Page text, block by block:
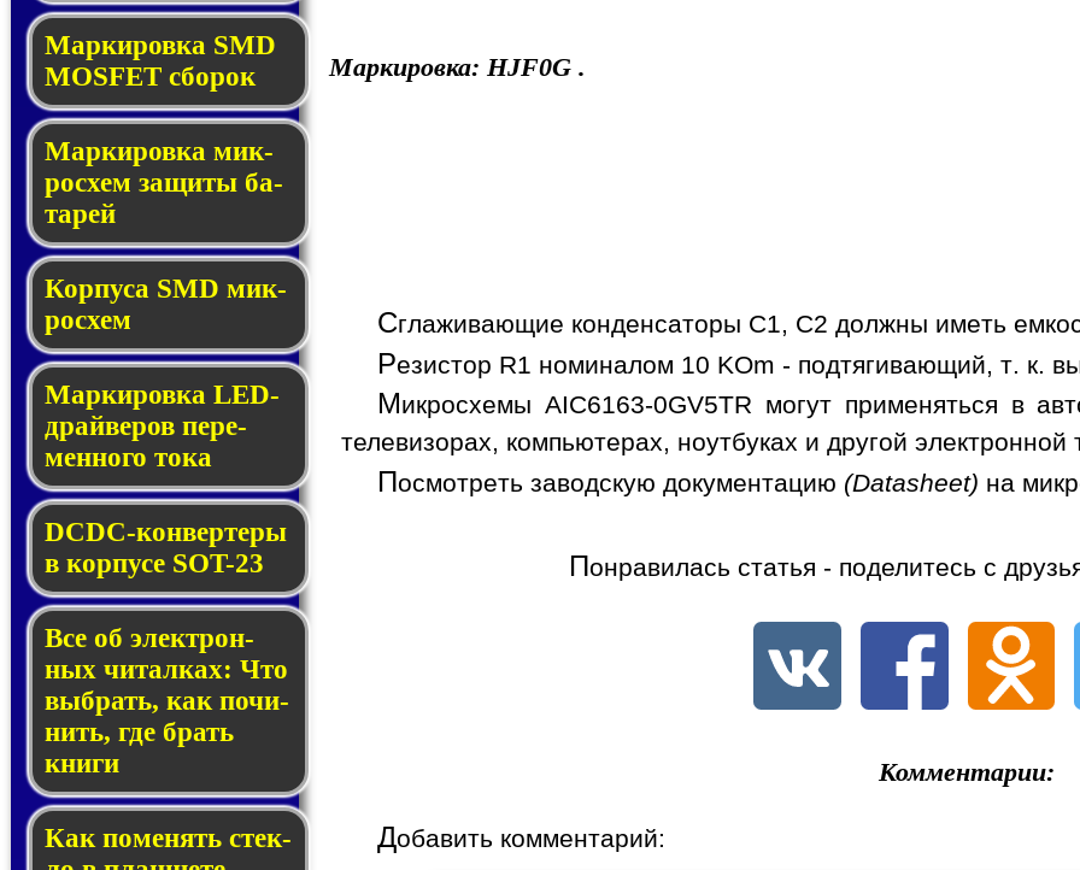
Мар­ки­ров­ка SMD
MOSFET сбо­рок
Мар­ки­ров­ка мик­
ро­схем за­щи­ты ба­
та­рей
Корпуса SMD мик­
ро­схем
Маркировка LED-
драй­ве­ров пе­ре­
мен­но­го то­ка
DCDC-кон­вер­те­ры
в кор­пу­се SOT-23
Все об элек­трон­
ных чи­тал­ках: Что
выб­рать, как по­чи­
нить, где брать
кни­ги
Как по­ме­нять стек­
Маркировка: HJF0G .
Сглаживающие конденсаторы C1, C2 должны иметь
Резистор R1 номиналом 10 KOm - подтягивающий, т. к.
Микросхемы AIC6163-0GV5TR могут применяться в
телевизорах, компьютерах, ноутбуках и другой электронной
Посмотреть заводскую документацию (Datasheet) на
Понравилась статья - поделитесь с
Комментарии:
Добавить комментарий: